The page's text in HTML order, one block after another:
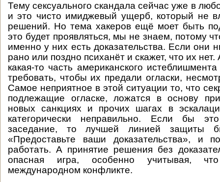
Тему сексуального скандала сейчас уже в
и это чисто имиджевый ущерб, который не
решений. Но тема хакеров ещё моет быть
это будет проявляться, мы не знаем, потому
именно у них есть доказательства. Если они
рано или поздно психанёт и скажет, что их
какая-то часть американского
требовать, чтобы их предали огласки,
Самое неприятное в этой ситуации то, что
подлежащие огласке, ложатся в основу
новых санкциях и прочих шагах в
категорически неправильно. Если бы
заседание, то лучшей линией защиты
«Предоставьте ваши доказательства», и
работать. А принятие решения без
опасная игра, особенно учитывая,
международном конфликте.